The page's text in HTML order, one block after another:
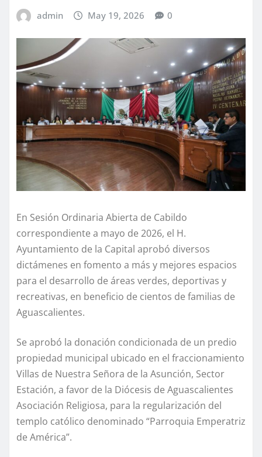
admin May 19, 2026 0
En Sesión Ordinaria Abierta de Cabildo
correspondiente a mayo de 2026, el H.
Ayuntamiento de la Capital aprobó diversos
dictámenes en fomento a más y mejores espacios
para el desarrollo de áreas verdes, deportivas y
recreativas, en beneficio de cientos de familias de
Aguascalientes.
Se aprobó la donación condicionada de un predio
propiedad municipal ubicado en el fraccionamiento
Villas de Nuestra Señora de la Asunción, Sector
Estación, a favor de la Diócesis de Aguascalientes
Asociación Religiosa, para la regularización del
templo católico denominado “Parroquia Emperatriz
de América”.